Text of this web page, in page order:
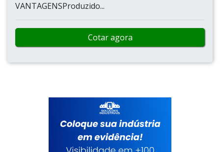
VANTAGENSProduzido...
Cotar agora